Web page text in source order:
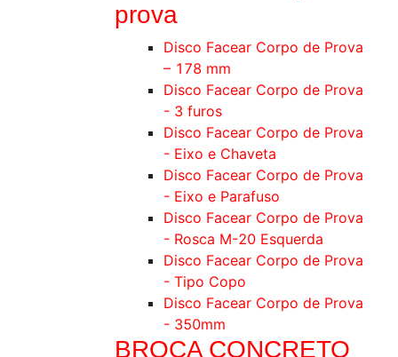
prova
Disco Facear Corpo de Prova
– 178 mm
Disco Facear Corpo de Prova
- 3 furos
Disco Facear Corpo de Prova
- Eixo e Chaveta
Disco Facear Corpo de Prova
- Eixo e Parafuso
Disco Facear Corpo de Prova
- Rosca M-20 Esquerda
Disco Facear Corpo de Prova
- Tipo Copo
Disco Facear Corpo de Prova
- 350mm
BROCA CONCRETO